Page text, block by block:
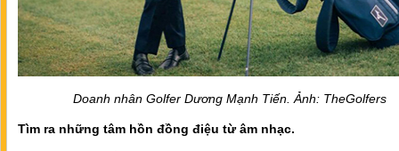
Doanh nhân Golfer Dương Mạnh Tiến. Ảnh: TheGolfers
Tìm ra những tâm hồn đồng điệu từ âm nhạc.